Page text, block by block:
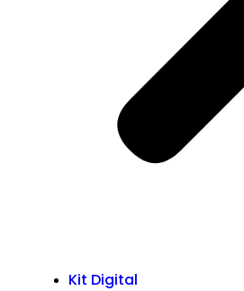
Kit Digital